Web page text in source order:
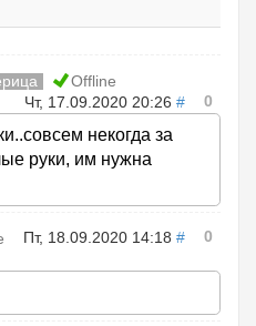
Offline
Чт, 17.09.2020 20:26 # 0
некогда за
руки, им нужна
Пт, 18.09.2020 14:18 # 0